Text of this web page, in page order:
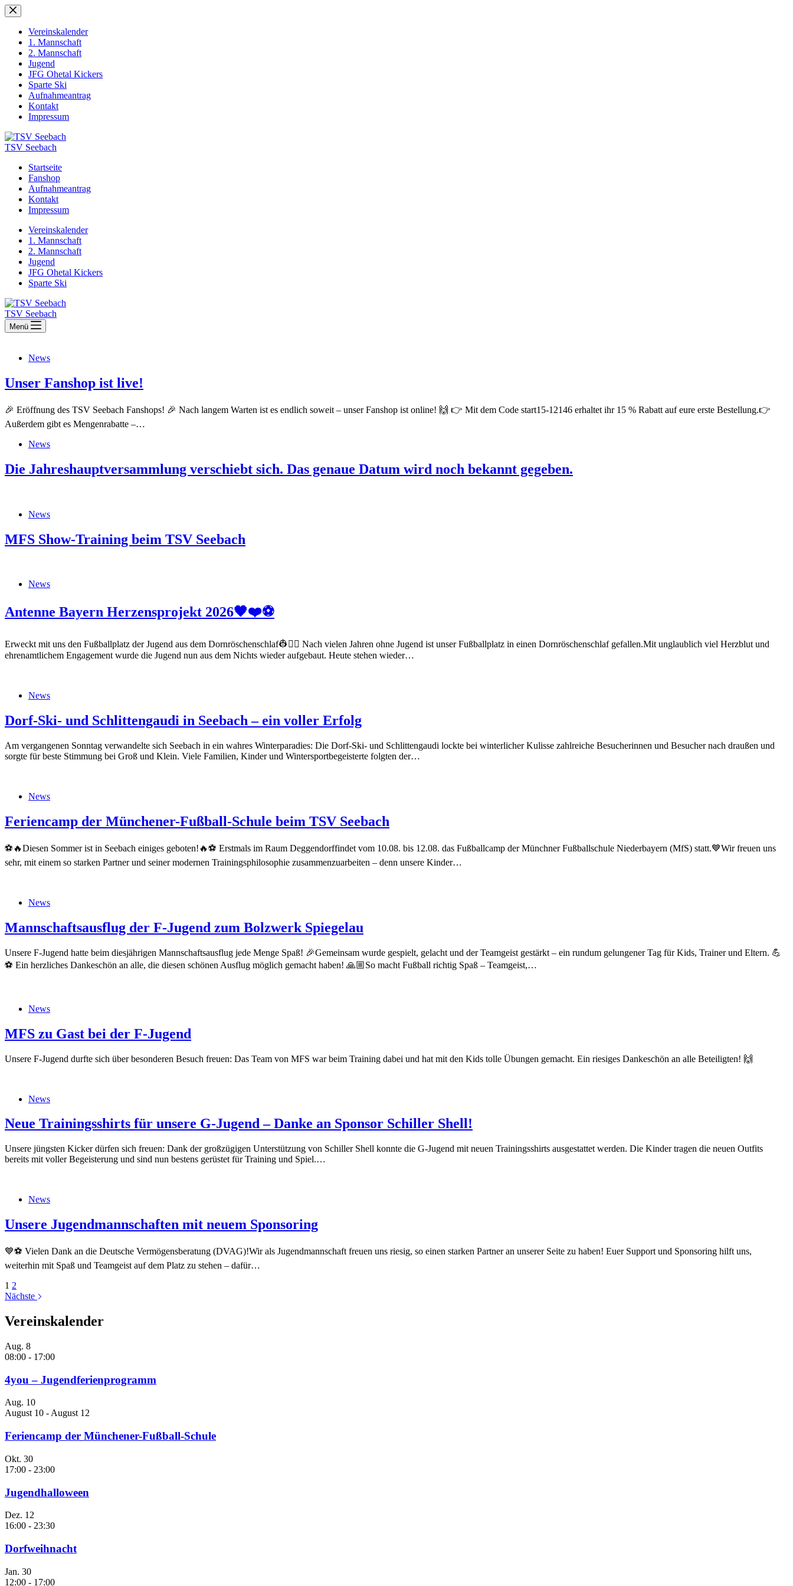
Zum
Inhalt
springenVereinskalender
1. Mannschaft
2. Mannschaft
Jugend
JFG Ohetal Kickers
Sparte Ski
Aufnahmeantrag
Kontakt
Impressum
TSV Seebach
Startseite
Fanshop
Aufnahmeantrag
Kontakt
Impressum
Vereinskalender
1. Mannschaft
2. Mannschaft
Jugend
JFG Ohetal Kickers
Sparte Ski
TSV Seebach
Menü
News
Unser Fanshop ist live!
🎉 Eröffnung des TSV Seebach Fanshops! 🎉 Nach langem Warten ist es endlich soweit – unser Fanshop ist online! 🙌 👉 Mit dem Code start15-12146 erhaltet ihr 15 % Rabatt auf eure erste Bestellung.👉
Außerdem gibt es Mengenrabatte –…
News
Die Jahreshauptversammlung verschiebt sich. Das genaue Datum wird noch bekannt gegeben.
News
MFS Show-Training beim TSV Seebach
News
Antenne Bayern Herzensprojekt 2026🖤❤️⚽️
Erweckt mit uns den Fußballplatz der Jugend aus dem Dornröschenschlaf👷👷‍♀️ Nach vielen Jahren ohne Jugend ist unser Fußballplatz in einen Dornröschenschlaf gefallen.Mit unglaublich viel Herzblut und
ehrenamtlichem Engagement wurde die Jugend nun aus dem Nichts wieder aufgebaut. Heute stehen wieder…
News
Dorf-Ski- und Schlittengaudi in Seebach – ein voller Erfolg
Am vergangenen Sonntag verwandelte sich Seebach in ein wahres Winterparadies: Die Dorf-Ski- und Schlittengaudi lockte bei winterlicher Kulisse zahlreiche Besucherinnen und Besucher nach draußen und
sorgte für beste Stimmung bei Groß und Klein. Viele Familien, Kinder und Wintersportbegeisterte folgten der…
News
Feriencamp der Münchener-Fußball-Schule beim TSV Seebach
⚽🔥Diesen Sommer ist in Seebach einiges geboten!🔥⚽ Erstmals im Raum Deggendorffindet vom 10.08. bis 12.08. das Fußballcamp der Münchner Fußballschule Niederbayern (MfS) statt.💙Wir freuen uns
sehr, mit einem so starken Partner und seiner modernen Trainingsphilosophie zusammenzuarbeiten – denn unsere Kinder…
News
Mannschaftsausflug der F-Jugend zum Bolzwerk Spiegelau
Unsere F-Jugend hatte beim diesjährigen Mannschaftsausflug jede Menge Spaß! 🎉Gemeinsam wurde gespielt, gelacht und der Teamgeist gestärkt – ein rundum gelungener Tag für Kids, Trainer und Eltern. 💪
⚽️ Ein herzliches Dankeschön an alle, die diesen schönen Ausflug möglich gemacht haben! 🙏🏼So macht Fußball richtig Spaß – Teamgeist,…
News
MFS zu Gast bei der F-Jugend
Unsere F-Jugend durfte sich über besonderen Besuch freuen: Das Team von MFS war beim Training dabei und hat mit den Kids tolle Übungen gemacht. Ein riesiges Dankeschön an alle Beteiligten! 🙌
News
Neue Trainingsshirts für unsere G-Jugend – Danke an Sponsor Schiller Shell!
Unsere jüngsten Kicker dürfen sich freuen: Dank der großzügigen Unterstützung von Schiller Shell konnte die G-Jugend mit neuen Trainingsshirts ausgestattet werden. Die Kinder tragen die neuen Outfits
bereits mit voller Begeisterung und sind nun bestens gerüstet für Training und Spiel.…
News
Unsere Jugendmannschaften mit neuem Sponsoring
💙⚽ Vielen Dank an die Deutsche Vermögensberatung (DVAG)!Wir als Jugendmannschaft freuen uns riesig, so einen starken Partner an unserer Seite zu haben! Euer Support und Sponsoring hilft uns,
weiterhin mit Spaß und Teamgeist auf dem Platz zu stehen – dafür…
1 2
Nächste
Vereinskalender
Aug. 8
08:00 - 17:00
4you – Jugendferienprogramm
Aug. 10
August 10 - August 12
Feriencamp der Münchener-Fußball-Schule
Okt. 30
17:00 - 23:00
Jugendhalloween
Dez. 12
16:00 - 23:30
Dorfweihnacht
Jan. 30
12:00 - 17:00